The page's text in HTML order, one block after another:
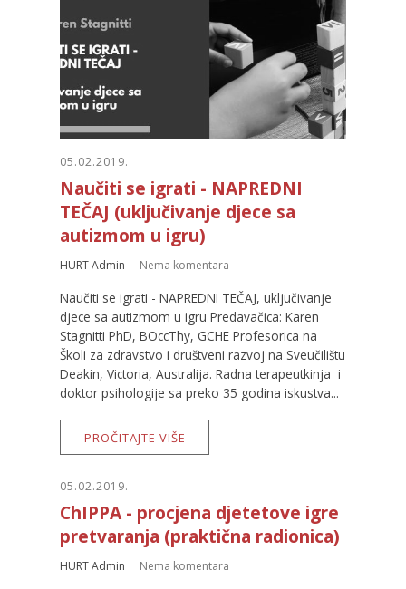
05.02.2019.
Naučiti se igrati - NAPREDNI
TEČAJ (uključivanje djece sa
autizmom u igru)
HURT Admin Nema komentara
Naučiti se igrati - NAPREDNI TEČAJ, uključivanje
djece sa autizmom u igru Predavačica: Karen
Stagnitti PhD, BOccThy, GCHE Profesorica na
Školi za zdravstvo i društveni razvoj na Sveučilištu
Deakin, Victoria, Australija. Radna terapeutkinja i
doktor psihologije sa preko 35 godina iskustva...
PROČITAJTE VIŠE
05.02.2019.
ChIPPA - procjena djetetove igre
pretvaranja (praktična radionica)
HURT Admin Nema komentara